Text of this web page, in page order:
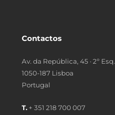
Contactos
Av. da República, 45 · 2º Esq.
1050-187 Lisboa
Portugal
T. + 351 218 700 007